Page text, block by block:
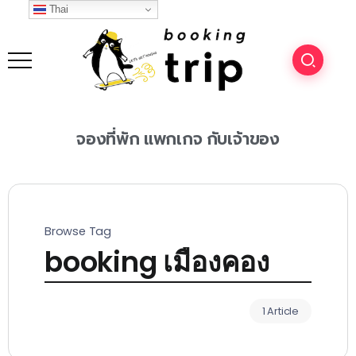
จองที่พัก แพกเกจ กับเจ้าของ
Browse Tag
booking เมืองคอง
1 Article
Thai